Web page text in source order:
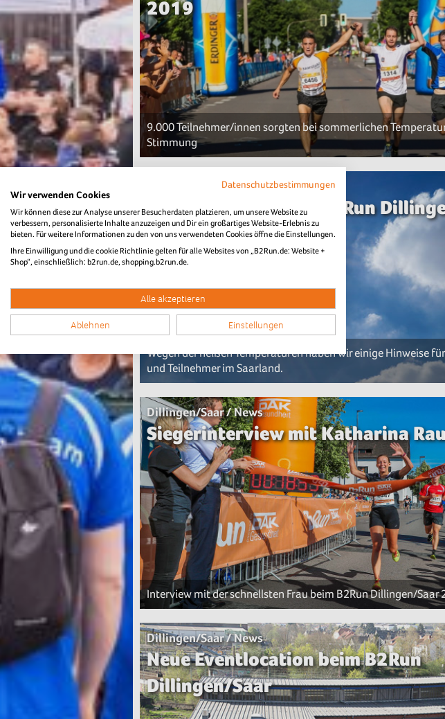
2019
9.000 Teilnehmer/innen sorgten bei sommerlichen
Stimmung
Dillingen/Saar / News
Heißes Wetter beim B2Run
2019
Wegen der heißen Temperaturen haben wir einige Hinweise
und Teilnehmer im Saarland.
Dillingen/Saar / News
Siegerinterview mit Katharina
Interview mit der schnellsten Frau beim B2Run Dillingen/Saar
Dillingen/Saar / News
Neue Eventlocation beim B2Run
Dillingen/Saar
Datenschutzbestimmungen
Wir verwenden Cookies
Wir können diese zur Analyse unserer Besucherdaten platzieren, um unsere Website zu
verbessern, personalisierte Inhalte anzuzeigen und Dir ein großartiges Website-Erlebnis zu
bieten. Für weitere Informationen zu den von uns verwendeten Cookies öffne die Einstellungen.
Ihre Einwilligung und die cookie Richtlinie gelten für alle Websites von „B2Run.de: Website +
Shop“, einschließlich: b2run.de, shopping.b2run.de.
Alle akzeptieren
Ablehnen Einstellungen